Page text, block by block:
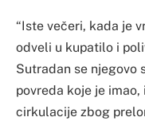
“Iste večeri, kada je
odveli u kupatilo i
Sutradan se njegovo
povreda koje je
cirkulacije zbog